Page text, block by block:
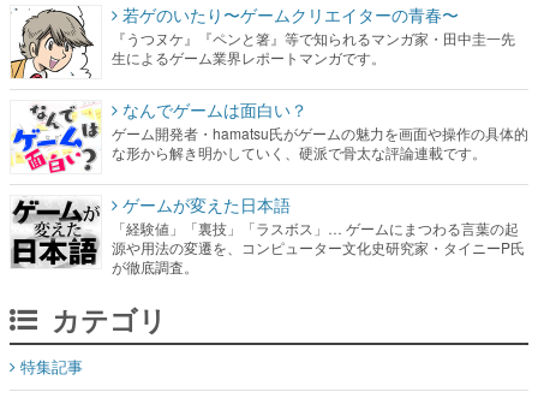
若ゲのいたり〜ゲームクリエイターの青春〜
『うつヌケ』『ペンと箸』等で知られるマンガ家・田中圭一先
生によるゲーム業界レポートマンガです。
なんでゲームは面白い？
ゲーム開発者・hamatsu氏がゲームの魅力を画面や操作の具体的
な形から解き明かしていく、硬派で骨太な評論連載です。
ゲームが変えた日本語
「経験値」「裏技」「ラスボス」… ゲームにまつわる言葉の起
源や用法の変遷を、コンピューター文化史研究家・タイニーP氏
が徹底調査。
カテゴリ
特集記事